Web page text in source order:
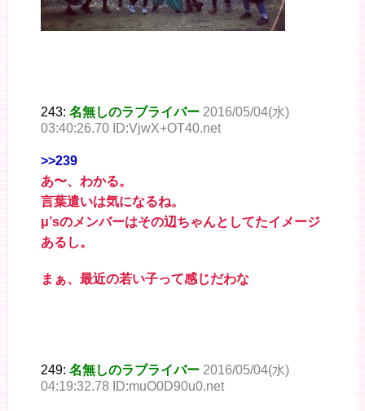
243: 名無しのラブライバー 2016/05/04(水)
03:40:26.70 ID:VjwX+OT40.net
>>239
あ〜、わかる。
言葉遣いは気になるね。
μ’sのメンバーはその辺ちゃんとしてたイメージ
あるし。
まぁ、最近の若い子って感じだわな
249: 名無しのラブライバー 2016/05/04(水)
04:19:32.78 ID:muO0D90u0.net